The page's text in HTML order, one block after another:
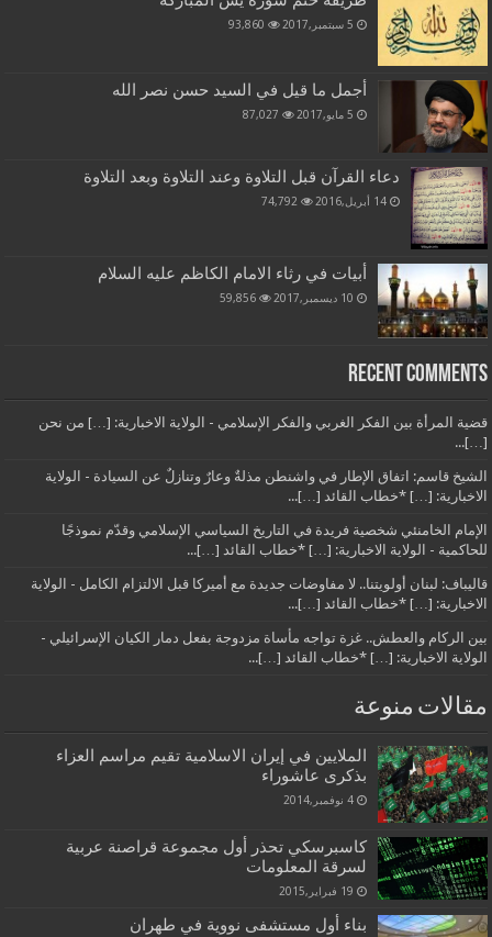
5 سبتمبر,2017 93,860
أجمل ما قيل في السيد حسن نصر الله
5 مايو,2017 87,027
دعاء القرآن قبل التلاوة وعند التلاوة وبعد التلاوة
14 أبريل,2016 74,792
أبيات في رثاء الامام الكاظم عليه السلام
10 ديسمبر,2017 59,856
Recent Comments
قضية المرأة بين الفكر الغربي والفكر الإسلامي - الولاية الاخبارية: […] من نحن
[…]...
الشيخ قاسم: اتفاق الإطار في واشنطن مذلةٌ وعارٌ وتنازلٌ عن السيادة - الولاية
الاخبارية: […] *خطاب القائد […]...
الإمام الخامنئي شخصية فريدة في التاريخ السياسي الإسلامي وقدّم نموذجًا
للحاكمية - الولاية الاخبارية: […] *خطاب القائد […]...
قاليباف: لبنان أولويتنا.. لا مفاوضات جديدة مع أميركا قبل الالتزام الكامل - الولاية
الاخبارية: […] *خطاب القائد […]...
بين الركام والعطش.. غزة تواجه مأساة مزدوجة بفعل دمار الكيان الإسرائيلي -
الولاية الاخبارية: […] *خطاب القائد […]...
مقالات منوعة
الملايين في إيران الاسلامية تقيم مراسم العزاء
بذكرى عاشوراء
4 نوفمبر,2014
كاسبرسكي تحذر أول مجموعة قراصنة عربية
لسرقة المعلومات
19 فبراير,2015
بناء أول مستشفى نووية في طهران